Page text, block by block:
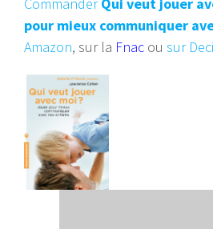
pour mieux communiquer
Amazon, sur la Fnac ou sur